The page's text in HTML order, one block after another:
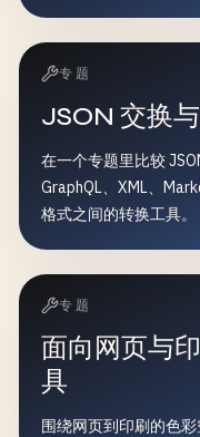
专题
JSON 交换
在一个专题里比较
GraphQL、XML、
格式之间的转换工具。
专题
面向网页与
具
围绕网页到印刷的色彩